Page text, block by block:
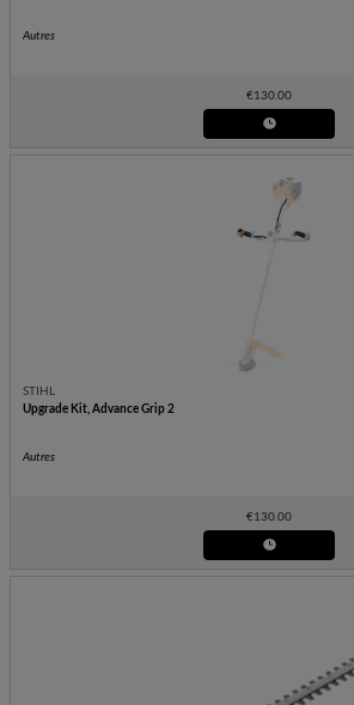
Autres
€130.00
STIHL
Upgrade Kit, Advance Grip 2
Autres
€130.00